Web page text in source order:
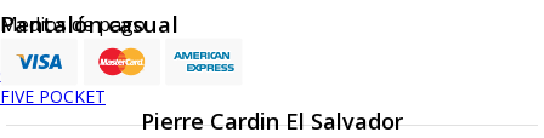
Pantalón casual
CHINO
FIVE POCKET
Medios de pago
Pierre Cardin El Salvador